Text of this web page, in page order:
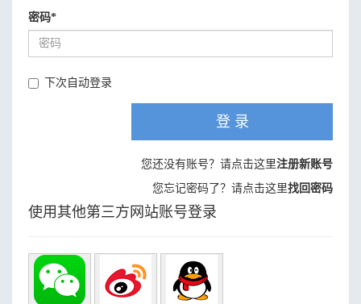
密码*
下次自动登录
登 录
您还没有账号？请点击这里注册新账号
您忘记密码了？请点击这里找回密码
使用其他第三方网站账号登录